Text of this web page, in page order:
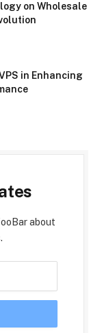
on Wholesale
in Enhancing
about